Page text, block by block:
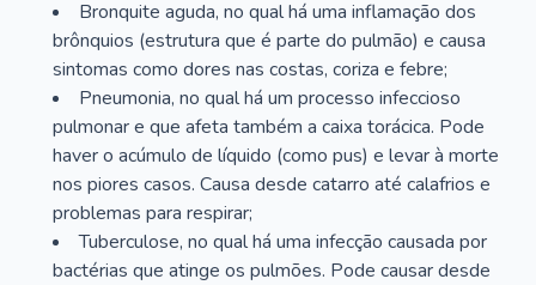
Bronquite aguda, no qual há uma inflamação dos
brônquios (estrutura que é parte do pulmão) e causa
sintomas como dores nas costas, coriza e febre;
Pneumonia, no qual há um processo infeccioso
pulmonar e que afeta também a caixa torácica. Pode
haver o acúmulo de líquido (como pus) e levar à morte
nos piores casos. Causa desde catarro até calafrios e
problemas para respirar;
Tuberculose, no qual há uma infecção causada por
bactérias que atinge os pulmões. Pode causar desde